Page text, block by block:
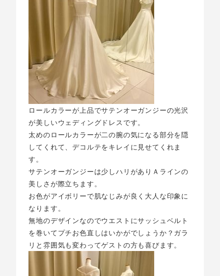
ロールカラーが上品でサテンオーガンジーの光沢
が美しいウェディングドレスです。
太めのロールカラーが二の腕の気になる部分を隠
してくれて、デコルテをキレイに見せてくれま
す。
サテンオーガンジーは少しハリがありＡラインの
美しさが際立ちます。
お色がアイボリーで肌なじみが良く大人な印象に
なります。
無地のデザインなのでウエストにサッシュベルト
を巻いてプチお色直しはいかがでしょうか？ガラ
リと雰囲気も変わってゲストの方も喜びます。